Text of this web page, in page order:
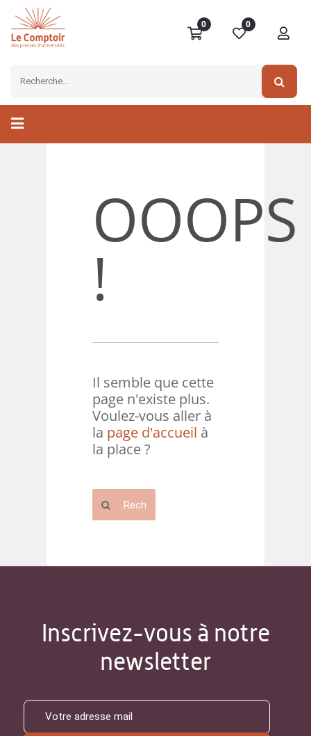
0 0
OOOPS
!
Il semble que cette
page n'existe plus.
Voulez-vous aller à
la page d'accueil à
la place ?
Inscrivez-vous à notre
newsletter